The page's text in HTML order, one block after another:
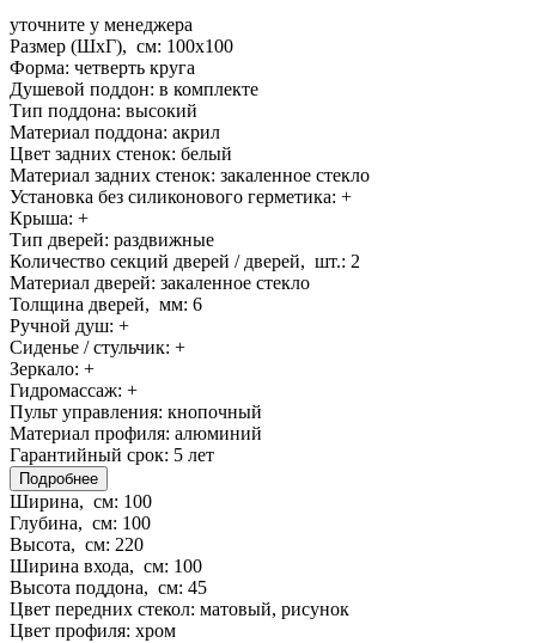
уточните у менеджера
Размер (ШхГ), см: 100x100
Форма: четверть круга
Душевой поддон: в комплекте
Тип поддона: высокий
Материал поддона: акрил
Цвет задних стенок: белый
Материал задних стенок: закаленное стекло
Установка без силиконового герметика: +
Крыша: +
Тип дверей: раздвижные
Количество секций дверей / дверей, шт.: 2
Материал дверей: закаленное стекло
Толщина дверей, мм: 6
Ручной душ: +
Сиденье / стульчик: +
Зеркало: +
Гидромассаж: +
Пульт управления: кнопочный
Материал профиля: алюминий
Гарантийный срок: 5 лет
Подробнее
Ширина, см: 100
Глубина, см: 100
Высота, см: 220
Ширина входа, см: 100
Высота поддона, см: 45
Цвет передних стекол: матовый, рисунок
Цвет профиля: хром